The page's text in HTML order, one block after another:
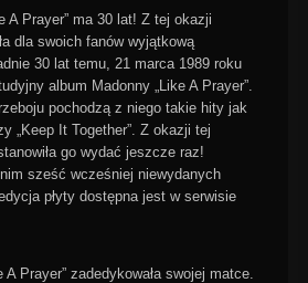
A Prayer” ma 30 lat! Z tej okazji
dla swoich fanów wyjątkową
30 lat temu, 21 marca 1989 roku
album Madonny „Like A Prayer”.
pochodzą z niego takie hity jak
„Keep It Together”. Z okazji tej
go wydać jeszcze raz!
sześć wcześniej niewydanych
płyty dostępna jest w serwisie
A Prayer” zadedykowała swojej matce.